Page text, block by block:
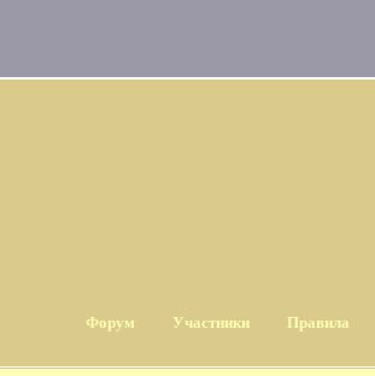
Форум Участники Правила